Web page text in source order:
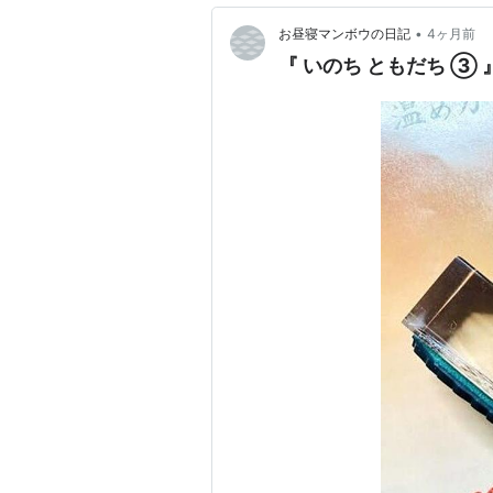
お昼寝マンボウの日記 • 4ヶ月前
『 いのち ともだち ③